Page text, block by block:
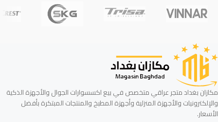
مكازان بغداد متجر عراقي متخصص في بيع اكسسوارات الجوال والأجهزة الذكية
والإلكترونيات والأجهزة المنزلية وأجهزة المطبخ والمنتجات المبتكرة بأفضل
الأسعار.